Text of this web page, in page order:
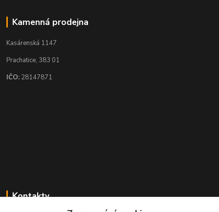
Kamenná prodejna
Kasárenská 1147
Prachatice, 383 01
IČO: 28147871
Kontakty